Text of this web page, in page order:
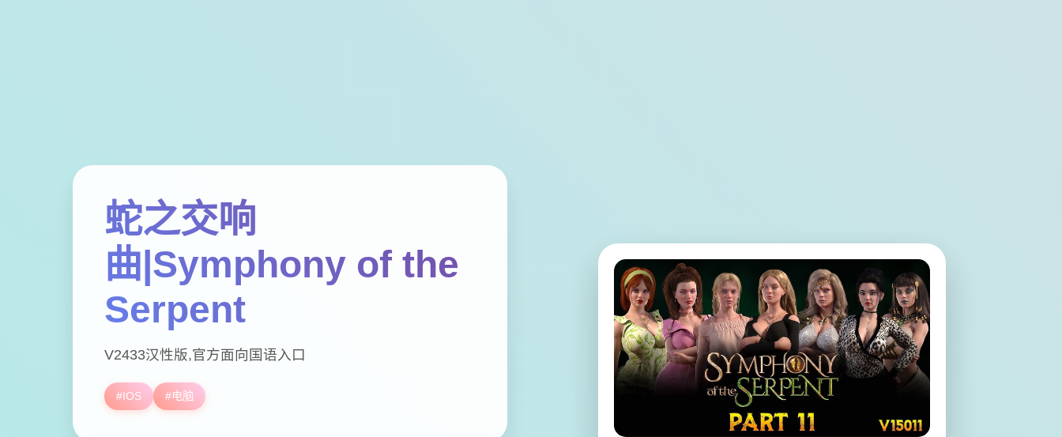
蛇之交响
曲|Symphony of the
Serpent
V2433汉性版,官方面向国语入口
#IOS #电脑